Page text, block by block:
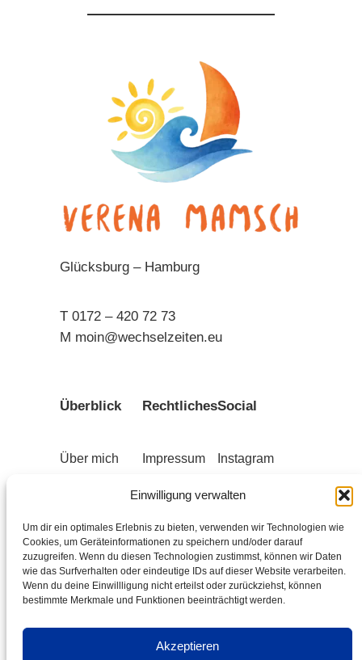
Einwilligung verwalten
Um dir ein optimales Erlebnis zu bieten, verwenden wir Technologien wie
Cookies, um Geräteinformationen zu speichern und/oder darauf
zuzugreifen. Wenn du diesen Technologien zustimmst, können wir Daten
wie das Surfverhalten oder eindeutige IDs auf dieser Website verarbeiten.
Wenn du deine Einwillligung nicht erteilst oder zurückziehst, können
bestimmte Merkmale und Funktionen beeinträchtigt werden.
Akzeptieren
Glücksburg – Hamburg
T 0172 – 420 72 73
M moin@wechselzeiten.eu
Überblick
Über mich
Hypnose
Kontakt
Rechtliches
Impressum
Datenschutz
Cookies
Social
Instagram
LinkedIn